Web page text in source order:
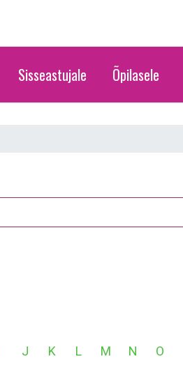
Sisseastujale Õpilasele
J K L M N O